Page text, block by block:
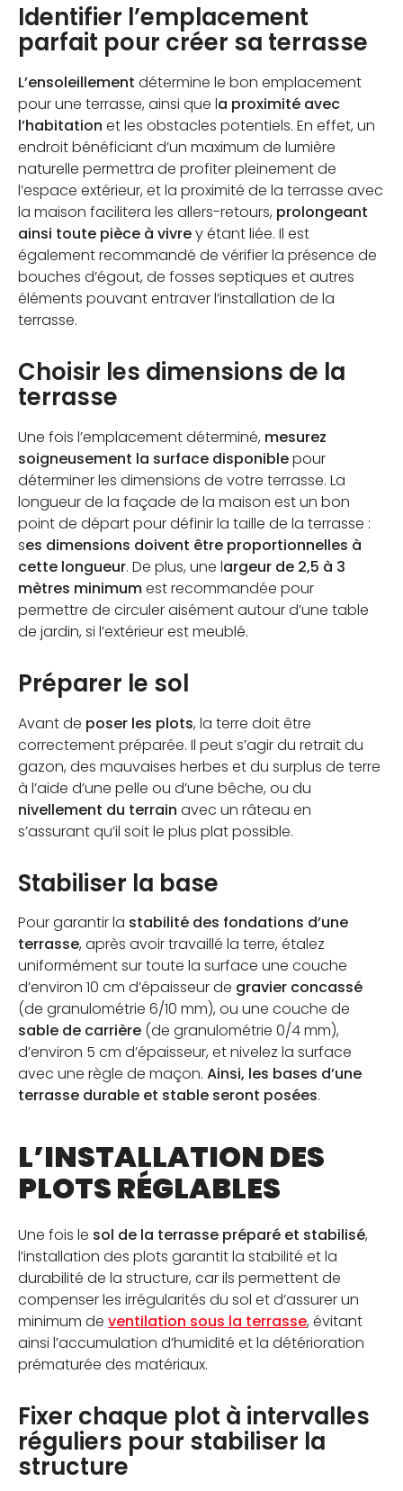
Identifier l’emplacement
parfait pour créer sa terrasse
L’ensoleillement détermine le bon emplacement
pour une terrasse, ainsi que la proximité avec
l’habitation et les obstacles potentiels. En effet, un
endroit bénéficiant d’un maximum de lumière
naturelle permettra de profiter pleinement de
l’espace extérieur, et la proximité de la terrasse avec
la maison facilitera les allers-retours, prolongeant
ainsi toute pièce à vivrey étant liée. Il est
également recommandé de vérifier la présence de
bouches d’égout, de fosses septiques et autres
éléments pouvant entraver l’installation de la
terrasse.
Choisir les dimensions de la
terrasse
Une fois l’emplacement déterminé, mesurez
soigneusement la surface disponiblepour
déterminer les dimensions de votre terrasse. La
longueur de la façade de la maison est un bon
point de départ pour définir la taille de la terrasse :
ses dimensions doivent être proportionnelles à
cette longueur. De plus, une largeur de 2,5 à 3
mètres minimumest recommandée pour
permettre de circuler aisément autour d’une table
de jardin, si l’extérieur est meublé.
Préparer le sol
Avant de poser les plots, la terre doit être
correctement préparée. Il peut s’agir du retrait du
gazon, des mauvaises herbes et du surplus de terre
à l’aide d’une pelle ou d’une bêche, ou du
nivellement du terrain avec un râteau en
s’assurant qu’il soit le plus plat possible.
Stabiliser la base
Pour garantir la stabilité des fondations d’une
terrasse, après avoir travaillé la terre, étalez
uniformément sur toute la surface une couche
d’environ 10 cm d’épaisseur de gravier concassé
(de granulométrie 6/10 mm), ou une couche de
sable de carrière (de granulométrie 0/4 mm),
d’environ 5 cm d’épaisseur, et nivelez la surface
avec une règle de maçon. Ainsi, les bases d’une
terrasse durable et stable seront posées.
L’INSTALLATION DES
PLOTS RÉGLABLES
Une fois le sol de la terrasse préparé et stabilisé,
l’installation des plots garantit la stabilité et la
durabilité de la structure, car ils permettent de
compenser les irrégularités du sol et d’assurer un
minimum de ventilation sous la terrasse, évitant
ainsi l’accumulation d’humidité et la détérioration
prématurée des matériaux.
Fixer chaque plot à intervalles
réguliers pour stabiliser la
structure